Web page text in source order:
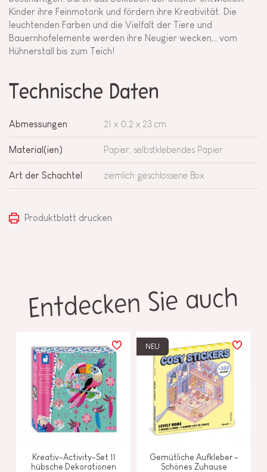
Kinder ihre Feinmotorik und fördern ihre Kreativität. Die
leuchtenden Farben und die Vielfalt der Tiere und
Bauernhofelemente werden ihre Neugier wecken… vom
Hühnerstall bis zum Teich!
Technische Daten
Abmessungen 21 x 0,2 x 23 cm
Material(ien) Papier, selbstklebendes Papier
Art der Schachtel ziemlich geschlossene Box
Produktblatt drucken
Entdecken Sie auch
Kreativ-Activity-Set 11
hübsche Dekorationen
NEU
Gemütliche Aufkleber –
Schönes Zuhause